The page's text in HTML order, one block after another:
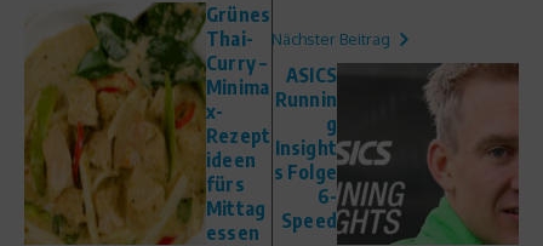
Grünes
Thai-
Curry –
Minima
x-
Rezept
ideen
fürs
Mittag
essen
Nächster Beitrag
ASICS
Runnin
g
Insight
s Folge
6-
Speed